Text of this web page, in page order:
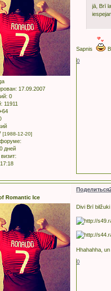
: 17.09.2007
0
11911
[1988-12-20]
дней
jā, Brī
Sapnis
0
Поделиться
Romantic Ice
Divi Brī
Hhahahha,
0